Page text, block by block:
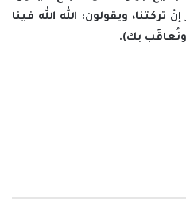
ويقولون: الله الله فينا
ونُعاقَب بك).